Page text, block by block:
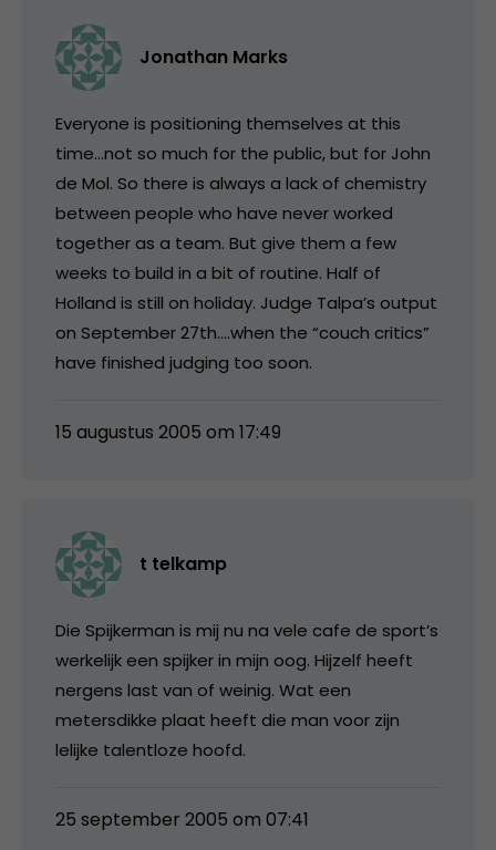
Jonathan Marks
Everyone is positioning themselves at this
time…not so much for the public, but for John
de Mol. So there is always a lack of chemistry
between people who have never worked
together as a team. But give them a few
weeks to build in a bit of routine. Half of
Holland is still on holiday. Judge Talpa’s output
on September 27th….when the “couch critics”
have finished judging too soon.
15 augustus 2005 om 17:49
t telkamp
Die Spijkerman is mij nu na vele cafe de sport’s
werkelijk een spijker in mijn oog. Hijzelf heeft
nergens last van of weinig. Wat een
metersdikke plaat heeft die man voor zijn
lelijke talentloze hoofd.
25 september 2005 om 07:41